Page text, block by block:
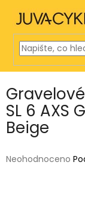
obsah
SL 6 AXS
Beige
Průměrné
Neohodnoceno